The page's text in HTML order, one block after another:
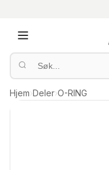
Hjem›Deler›O-RING